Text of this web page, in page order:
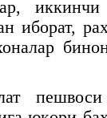
иборат,